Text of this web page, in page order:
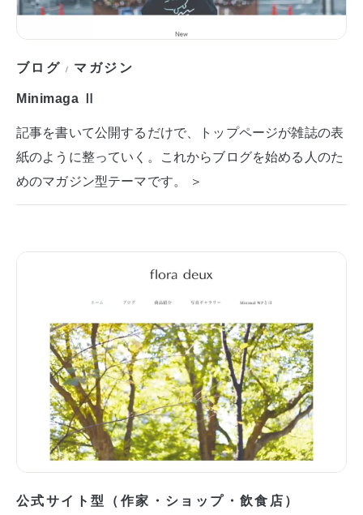
ブログ / マガジン
Minimaga Ⅱ
記事を書いて公開するだけで、トップページが雑誌の表
紙のように整っていく。これからブログを始める人のた
めのマガジン型テーマです。 ＞
公式サイト型（作家・ショップ・飲食店）